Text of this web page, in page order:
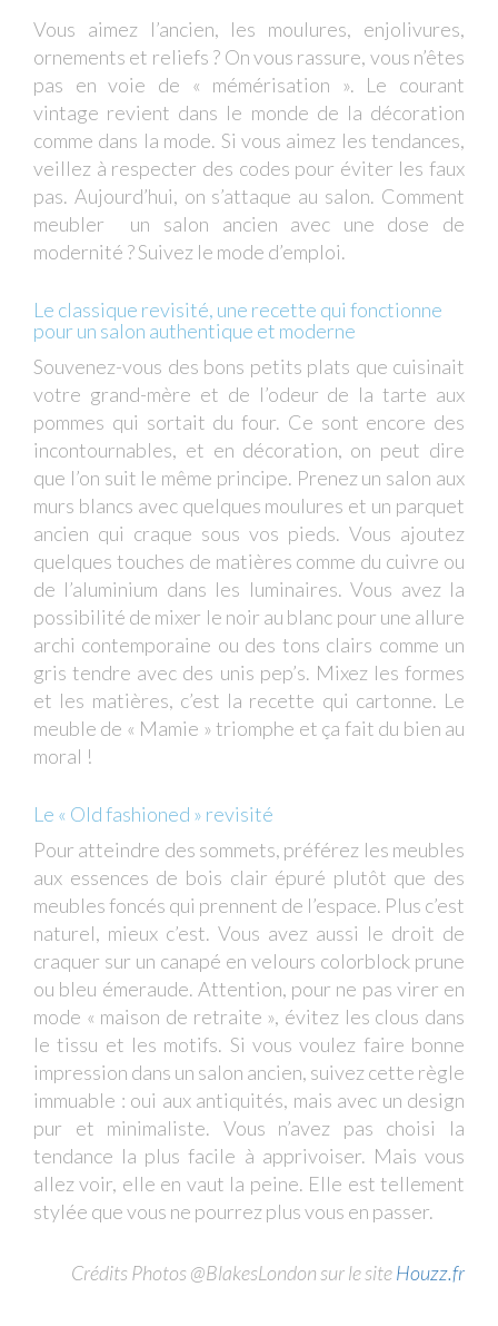
Vous aimez l’ancien, les moulures, enjolivures,
ornements et reliefs ? On vous rassure, vous n’êtes
pas en voie de « mémérisation ». Le courant
vintage revient dans le monde de la décoration
comme dans la mode. Si vous aimez les tendances,
veillez à respecter des codes pour éviter les faux
pas. Aujourd’hui, on s’attaque au salon. Comment
meubler un salon ancien avec une dose de
modernité ? Suivez le mode d’emploi.
Le classique revisité, une recette qui fonctionne
pour un salon authentique et moderne
Souvenez-vous des bons petits plats que cuisinait
votre grand-mère et de l’odeur de la tarte aux
pommes qui sortait du four. Ce sont encore des
incontournables, et en décoration, on peut dire
que l’on suit le même principe. Prenez un salon aux
murs blancs avec quelques moulures et un parquet
ancien qui craque sous vos pieds. Vous ajoutez
quelques touches de matières comme du cuivre ou
de l’aluminium dans les luminaires. Vous avez la
possibilité de mixer le noir au blanc pour une allure
archi contemporaine ou des tons clairs comme un
gris tendre avec des unis pep’s. Mixez les formes
et les matières, c’est la recette qui cartonne. Le
meuble de « Mamie » triomphe et ça fait du bien au
moral !
Le « Old fashioned » revisité
Pour atteindre des sommets, préférez les meubles
aux essences de bois clair épuré plutôt que des
meubles foncés qui prennent de l’espace. Plus c’est
naturel, mieux c’est. Vous avez aussi le droit de
craquer sur un canapé en velours colorblock prune
ou bleu émeraude. Attention, pour ne pas virer en
mode « maison de retraite », évitez les clous dans
le tissu et les motifs. Si vous voulez faire bonne
impression dans un salon ancien, suivez cette règle
immuable : oui aux antiquités, mais avec un design
pur et minimaliste. Vous n’avez pas choisi la
tendance la plus facile à apprivoiser. Mais vous
allez voir, elle en vaut la peine. Elle est tellement
stylée que vous ne pourrez plus vous en passer.
Crédits Photos @BlakesLondon sur le siteHouzz.fr